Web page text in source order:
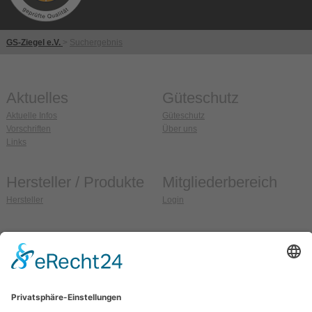
GS-Ziegel e.V. Suchergebnis
Aktuelles
Aktuelle Infos
Vorschriften
Links
Güteschutz
Güteschutz
Über uns
Hersteller / Produkte
Hersteller
Mitgliederbereich
Login
Anschrift
Güteschutz Ziegel e.V.
Weidehofstraße 15
OT Blankenhain
So erreichen Sie uns